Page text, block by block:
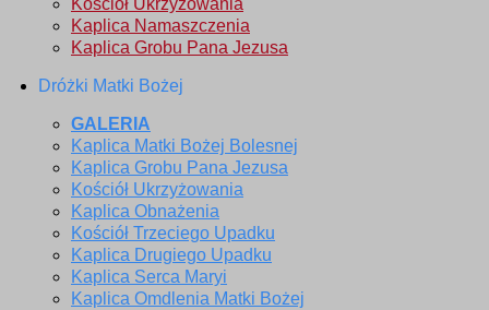
Kościół Ukrzyżowania
Kaplica Namaszczenia
Kaplica Grobu Pana Jezusa
Dróżki Matki Bożej
GALERIA
Kaplica Matki Bożej Bolesnej
Kaplica Grobu Pana Jezusa
Kościół Ukrzyżowania
Kaplica Obnażenia
Kościół Trzeciego Upadku
Kaplica Drugiego Upadku
Kaplica Serca Maryi
Kaplica Omdlenia Matki Bożej